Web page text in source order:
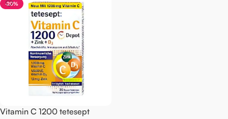
-20%
Vitamin C 1200 tetesept